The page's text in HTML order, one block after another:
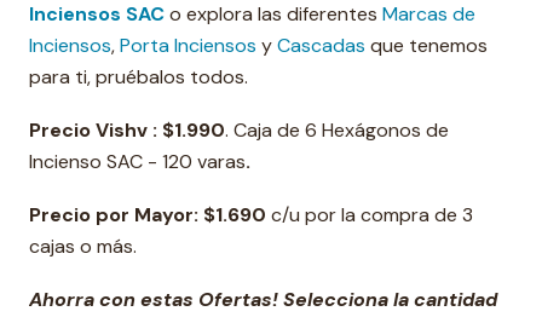
Inciensos SACo explora las diferentes Marcas de
Inciensos,Porta Inciensos yCascadas que tenemos
para ti, pruébalos todos.
Precio Vishv : $1.990. Caja de 6 Hexágonos de
Incienso SAC - 120 varas.
Precio por Mayor: $1.690 c/u por la compra de 3
cajas o más.
Ahorra con estas Ofertas! Selecciona la cantidad